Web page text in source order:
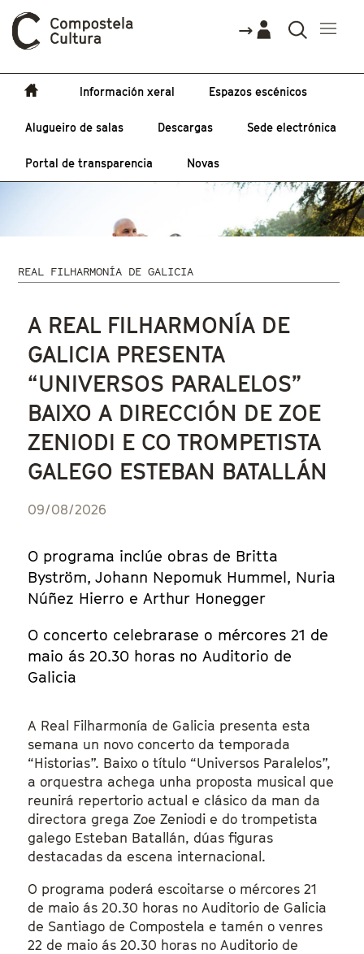
Información xeral Espazos escénicos
Alugueiro de salas Descargas Sede electrónica
Portal de transparencia Novas
REAL FILHARMONÍA DE GALICIA
Vostede está aquí
A REAL FILHARMONÍA DE
GALICIA PRESENTA
“UNIVERSOS PARALELOS”
BAIXO A DIRECCIÓN DE ZOE
ZENIODI E CO TROMPETISTA
GALEGO ESTEBAN BATALLÁN
09/08/2026
O programa inclúe obras de Britta
Byström, Johann Nepomuk Hummel, Nuria
Núñez Hierro e Arthur Honegger
O concerto celebrarase o mércores 21 de
maio ás 20.30 horas no Auditorio de
Galicia
A Real Filharmonía de Galicia presenta esta
semana un novo concerto da temporada
“Historias”. Baixo o título “Universos Paralelos”,
a orquestra achega unha proposta musical que
reunirá repertorio actual e clásico da man da
directora grega Zoe Zeniodi e do trompetista
galego Esteban Batallán, dúas figuras
destacadas da escena internacional.
O programa poderá escoitarse o mércores 21
de maio ás 20.30 horas no Auditorio de Galicia
de Santiago de Compostela e tamén o venres
22 de maio ás 20.30 horas no Auditorio de